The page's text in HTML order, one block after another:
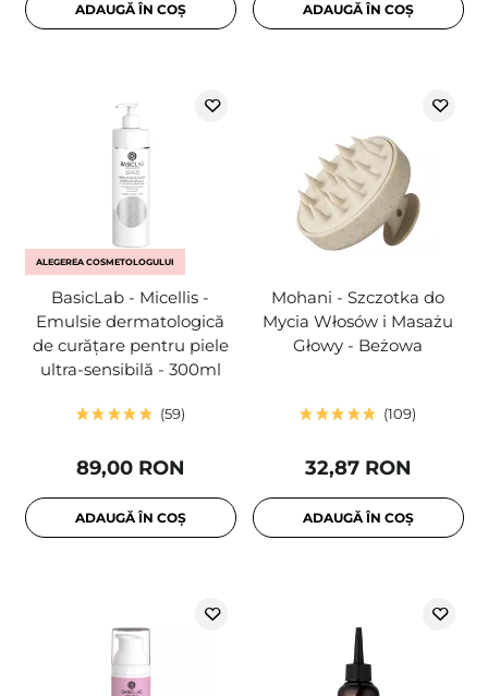
ADAUGĂ ÎN COȘ ADAUGĂ ÎN COȘ
ALEGEREA COSMETOLOGULUI
BasicLab - Micellis -
Emulsie dermatologică
de curățare pentru piele
ultra-sensibilă - 300ml
59
89,00 RON
ADAUGĂ ÎN COȘ
Mohani - Szczotka do
Mycia Włosów i Masażu
Głowy - Beżowa
109
32,87 RON
ADAUGĂ ÎN COȘ